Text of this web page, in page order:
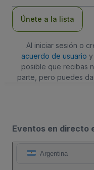
Únete a la lista
Al iniciar sesión o
acuerdo de usuario y
posible que recibas
parte, pero puedes
Eventos en directo
Argentina